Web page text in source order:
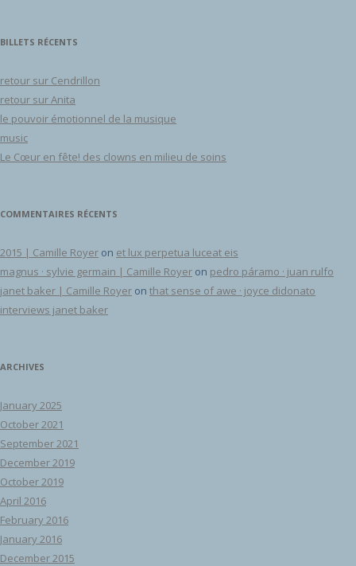
BILLETS RÉCENTS
retour sur Cendrillon
retour sur Anita
le pouvoir émotionnel de la musique
music
Le Cœur en fête! des clowns en milieu de soins
COMMENTAIRES RÉCENTS
2015 | Camille Royer on et lux perpetua luceat eis
magnus · sylvie germain | Camille Royer on pedro páramo · juan rulfo
janet baker | Camille Royer on that sense of awe · joyce didonato
interviews janet baker
ARCHIVES
January 2025
October 2021
September 2021
December 2019
October 2019
April 2016
February 2016
January 2016
December 2015